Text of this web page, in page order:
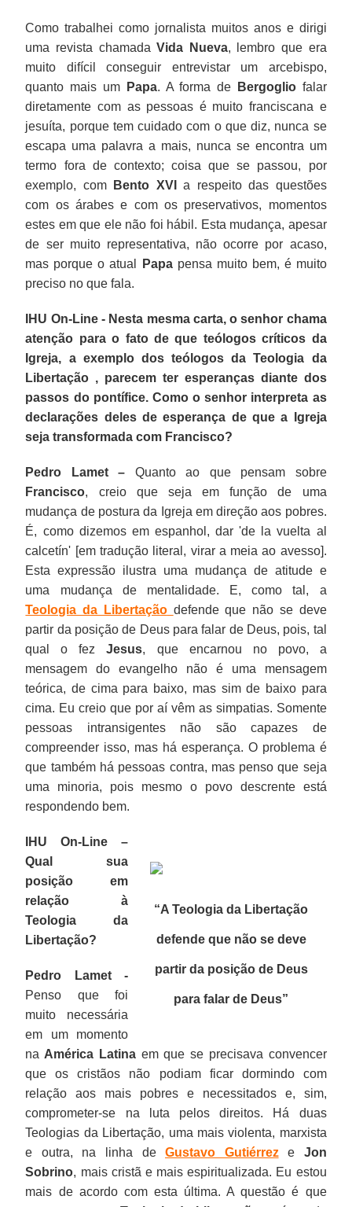
Como trabalhei como jornalista muitos anos e dirigi
uma revista chamadaVida Nueva, lembro que era
muito difícil conseguir entrevistar um arcebispo,
quanto mais um
Papa. A forma de Bergogliofalar
diretamente com as pessoas é muito franciscana e
jesuíta, porque tem cuidado com o que diz, nunca se
escapa uma palavra a mais, nunca se encontra um
termo fora de contexto; coisa que se passou, por
exemplo, com
Bento XVI
a respeito das questões
com os árabes e com os preservativos, momentos
estes em que ele não foi hábil. Esta mudança, apesar
de ser muito representativa, não ocorre por acaso,
mas porque o atual
Papapensa muito bem, é muito
preciso no que fala.
IHU On-Line - Nesta mesma carta, o senhor chama
atenção para o fato de que teólogos críticos da
Igreja, a exemplo dos teólogos da Teologia da
Libertação , parecem ter esperanças diante dos
passos do pontífice. Como o senhor interpreta as
declarações deles de esperança de que a Igreja
seja transformada com Francisco?
Pedro Lamet – Quanto ao que pensam sobre
Francisco, creio que seja em função de uma
mudança de postura da Igreja em direção aos pobres.
É, como dizemos em espanhol, dar 'de la vuelta al
calcetín' [em tradução literal, virar a meia ao avesso].
Esta expressão ilustra uma mudança de atitude e
uma mudança de mentalidade. E, como tal, a
Teologia da Libertação defende que não se deve
partir da posição de Deus para falar de Deus, pois, tal
qual o fezJesus, que encarnou no povo, a
mensagem do evangelho não é uma mensagem
teórica, de cima para baixo, mas sim de baixo para
cima. Eu creio que por aí vêm as simpatias. Somente
pessoas intransigentes não são capazes de
compreender isso, mas há esperança. O problema é
que também há pessoas contra, mas penso que seja
uma minoria, pois mesmo o povo descrente está
respondendo bem.
“A Teologia da Libertação
defende que não se deve
partir da posição de Deus
para falar de Deus”
IHU On-Line –
Qual sua
posição em
relação à
Teologia da
Libertação?
Pedro Lamet -
Penso que foi
muito necessária
em um momento
na América Latinaem que se precisava convencer
que os cristãos não podiam ficar dormindo com
relação aos mais pobres e necessitados e, sim,
comprometer-se na luta pelos direitos. Há duas
Teologias da Libertação, uma mais violenta, marxista
e outra, na linha deGustavo Gutiérreze Jon
Sobrino, mais cristã e mais espiritualizada. Eu estou
mais de acordo com esta última. A questão é que